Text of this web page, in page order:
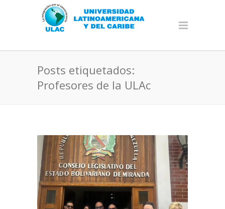
Posts etiquetados:
Profesores de la ULAc